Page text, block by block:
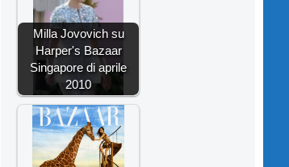
Milla Jovovich su
Harper's Bazaar
Singapore di aprile
2010